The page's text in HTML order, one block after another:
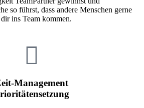
so führst, dass andere Menschen gerne
ins Team kommen.
Management